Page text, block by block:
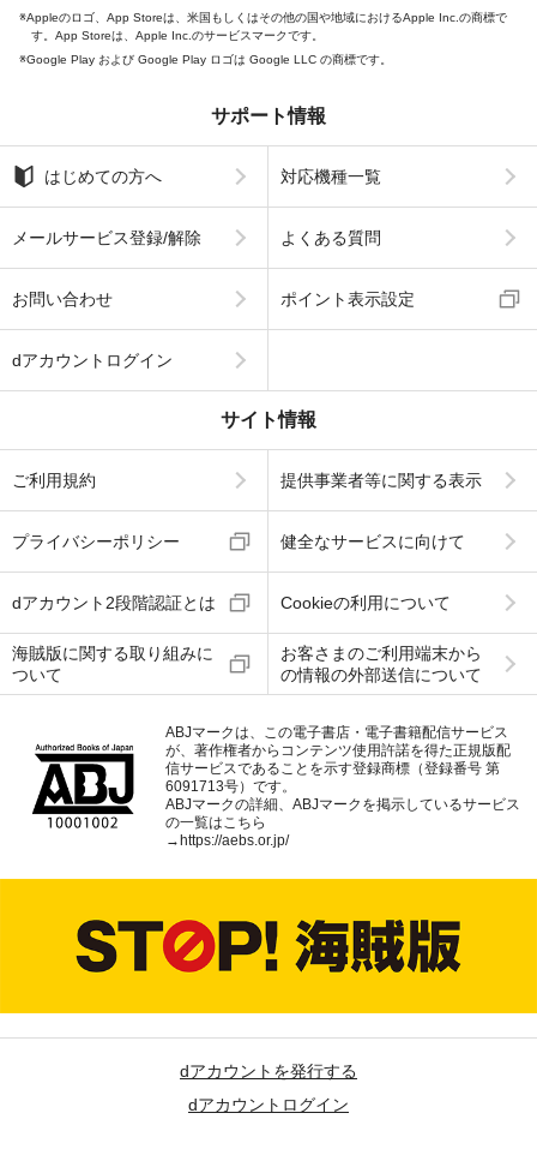
Appleのロゴ、App Storeは、米国もしくはその他の国や地域におけるApple Inc.の商標で
す。App Storeは、Apple Inc.のサービスマークです。
Google Play および Google Play ロゴは Google LLC の商標です。
サポート情報
はじめての方へ 対応機種一覧
メールサービス登録/解除 よくある質問
お問い合わせ ポイント表示設定
dアカウントログイン
サイト情報
ご利用規約 提供事業者等に関する表示
プライバシーポリシー 健全なサービスに向けて
dアカウント2段階認証とは Cookieの利用について
海賊版に関する取り組みに
ついて
お客さまのご利用端末から
の情報の外部送信について
ABJマークは、この電子書店・電子書籍配信サービス
が、著作権者からコンテンツ使用許諾を得た正規版配
信サービスであることを示す登録商標（登録番号 第
6091713号）です。
ABJマークの詳細、ABJマークを掲示しているサービス
の一覧はこちら
→https://aebs.or.jp/
dアカウントを発行する
dアカウントログイン